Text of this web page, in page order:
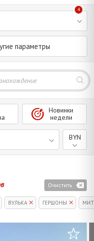
4
параметры
Новинки
недели
BYN
Очистить
ВУЛЬКА ГЕРШОНЫ